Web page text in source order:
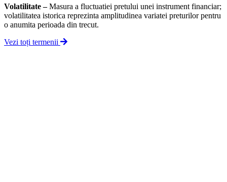
Volatilitate–Masura a fluctuatiei pretului unei instrument financiar;
volatilitatea istorica reprezinta amplitudinea variatei preturilor pentru
o anumita perioada din trecut.
Vezi toți termenii